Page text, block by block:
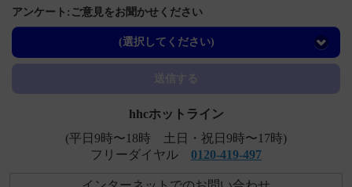
を教えてください。
【アクトネル錠17.5mg】 重要な基本的注意（定期検査の
アンケート:ご意見をお聞かせください
(選択してください)
hhcホットライン
(平日9時〜18時 土日・祝日9時〜17時)
フリーダイヤル 0120-419-497